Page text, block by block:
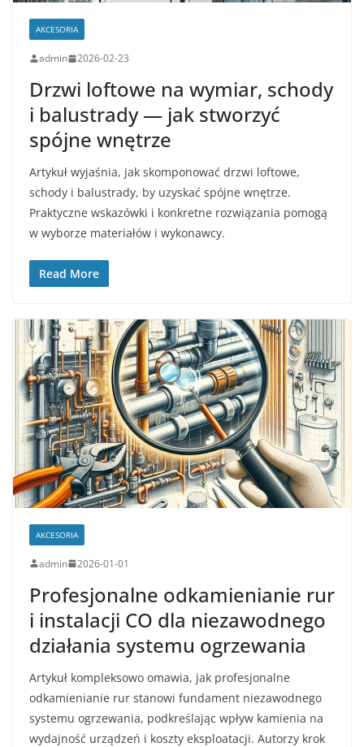
AKCESORIA
admin 2026-02-23
Drzwi loftowe na wymiar, schody
i balustrady — jak stworzyć
spójne wnętrze
Artykuł wyjaśnia, jak skomponować drzwi loftowe,
schody i balustrady, by uzyskać spójne wnętrze.
Praktyczne wskazówki i konkretne rozwiązania pomogą
w wyborze materiałów i wykonawcy.
Read More
AKCESORIA
admin 2026-01-01
Profesjonalne odkamienianie rur
i instalacji CO dla niezawodnego
działania systemu ogrzewania
Artykuł kompleksowo omawia, jak profesjonalne
odkamienianie rur stanowi fundament niezawodnego
systemu ogrzewania, podkreślając wpływ kamienia na
wydajność urządzeń i koszty eksploatacji. Autorzy krok